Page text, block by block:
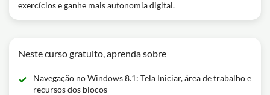
exercícios e ganhe mais autonomia digital.
Neste curso gratuito, aprenda sobre
Navegação no Windows 8.1: Tela Iniciar, área de trabalho e
recursos dos blocos